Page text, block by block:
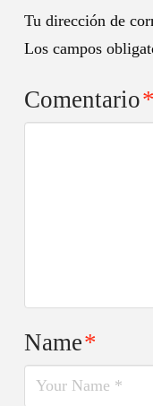
Tu dirección de
Los campos
Comentario*
Name*